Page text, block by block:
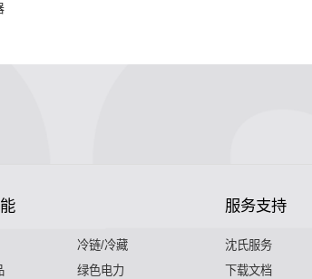
冷链/冷藏
绿色电力
服务支持
沈氏服务
下载文档